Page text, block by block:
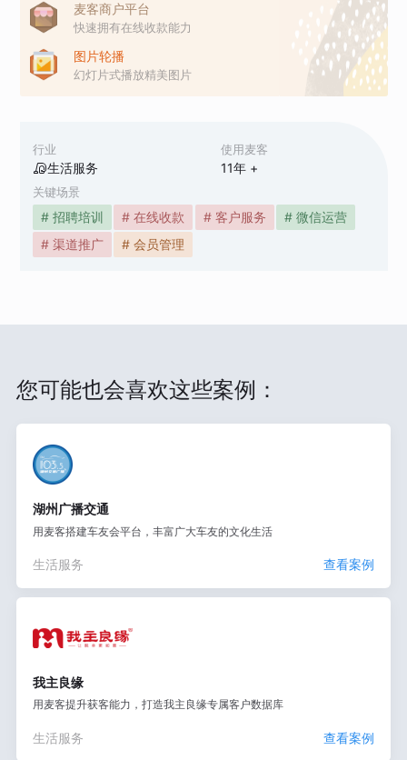
行业
生活服务
使用麦客
11年 +
关键场景
# 招聘培训 # 在线收款 # 客户服务
# 微信运营
# 渠道推广
# 会员管理
麦客商户平台
快速拥有在线收款能力
图片轮播
幻灯片式播放精美图片
您可能也会喜欢这些案例：
湖州广播交通
用麦客搭建车友会平台，丰富广大车友的文化生活
生活服务 查看案例
我主良缘
用麦客提升获客能力，打造我主良缘专属客户数据库
生活服务 查看案例